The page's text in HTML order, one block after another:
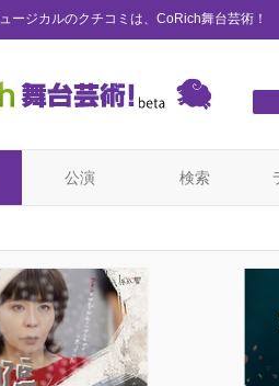
ージカルのクチコミは、CoRich舞台芸術！
公演 検索